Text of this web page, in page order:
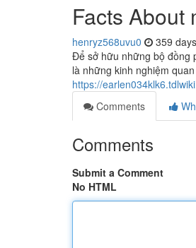
Facts About
henryz568uvu0 359
Để sở hữu những bộ đồng
là những kinh nghiệm
https://
Comments
Comments
Submit a Comment
No HTML